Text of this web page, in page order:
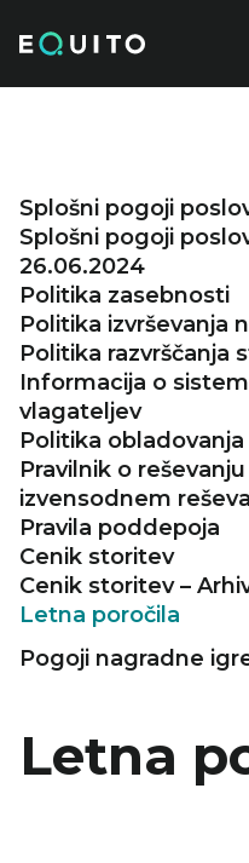
the
Splošni pogoji
Splošni pogoji
26.06.2024
Politika zasebnosti
Politika izvrševanja
Politika razvrščanja
Informacija o
vlagateljev
Politika
Pravilnik o
izvensodnem
Pravila poddepoja
Cenik storitev
Cenik storitev –
Letna poročila
Pogoji nagradne
Letna
Naložbeno svetovanje